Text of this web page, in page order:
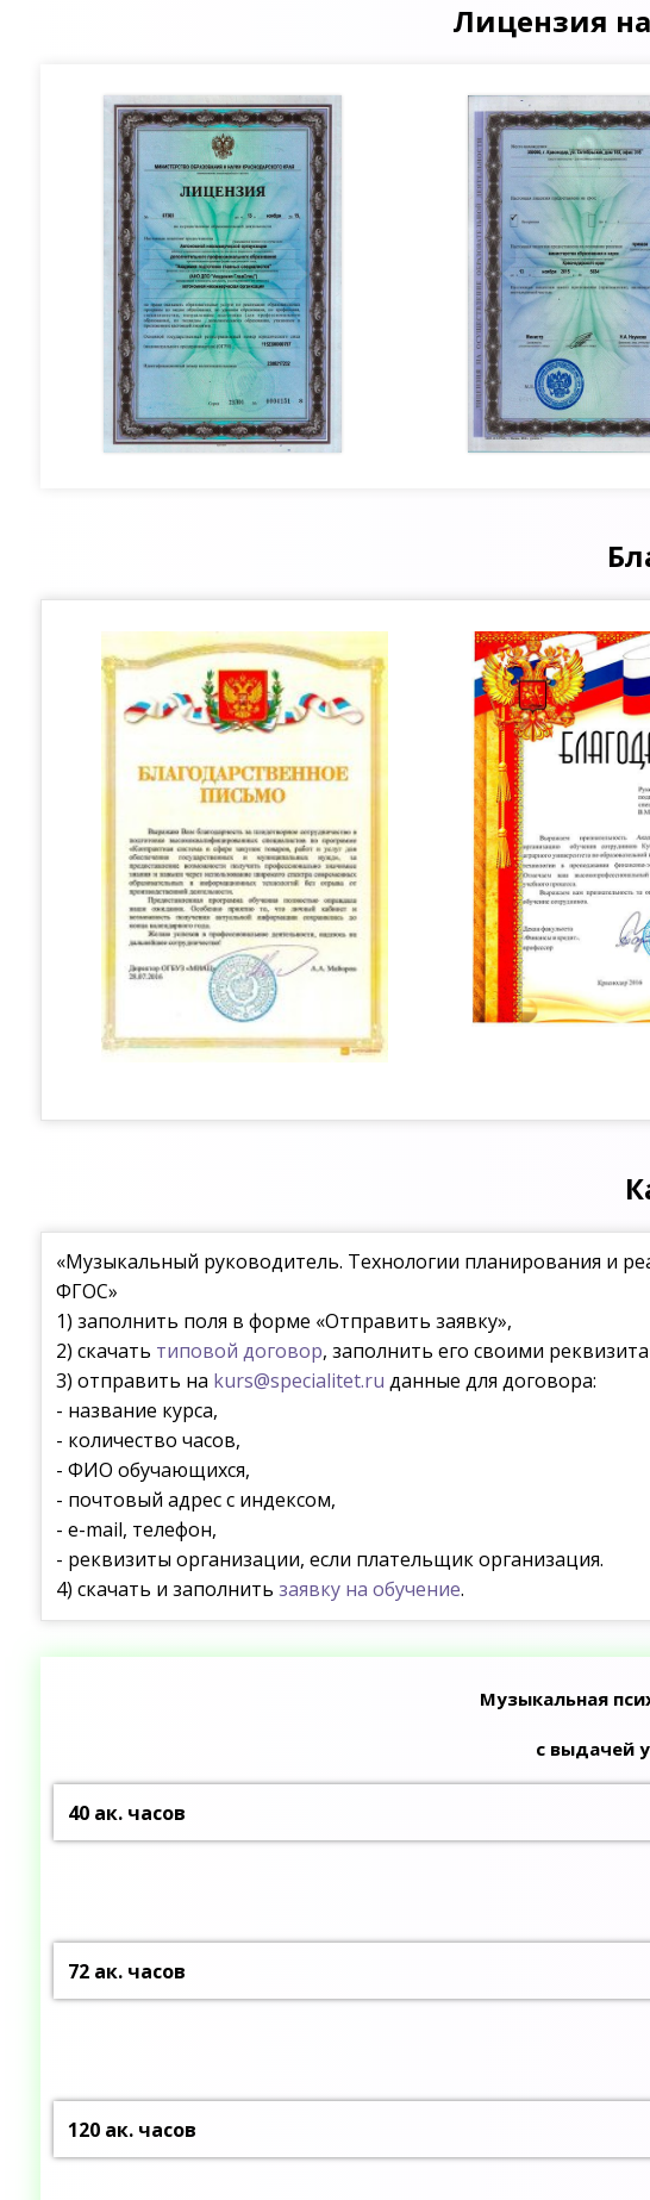
Лицензия
«Музыкальный руководитель. Технологии планирования и
ФГОС»
1) заполнить поля в форме «Отправить заявку»,
2) скачать типовой договор, заполнить его своими
3) отправить на kurs@specialitet.ru данные для договора:
- название курса,
- количество часов,
- ФИО обучающихся,
- почтовый адрес с индексом,
- e-mail, телефон,
- реквизиты организации, если плательщик организация.
4) скачать и заполнитьзаявку на обучение.
Музыкальная
с выдачей
40 ак. часов
72 ак. часов
120 ак. часов